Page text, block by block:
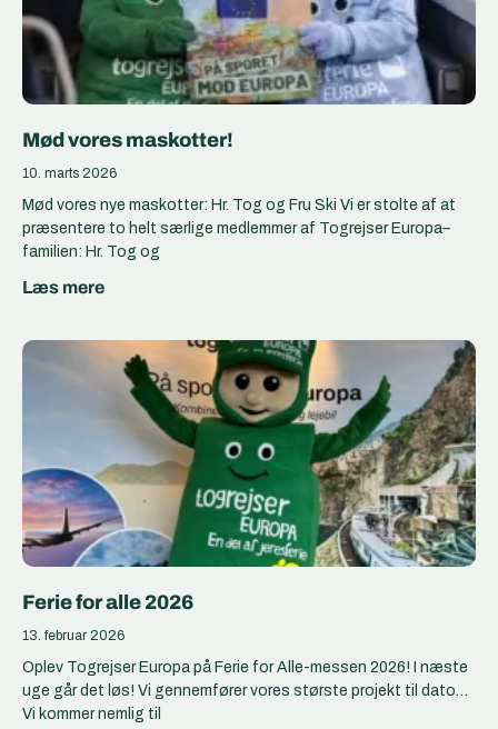
Mød vores maskotter!
10. marts 2026
Mød vores nye maskotter: Hr. Tog og Fru Ski Vi er stolte af at
præsentere to helt særlige medlemmer af Togrejser Europa–
familien: Hr. Tog og
Læs mere
Ferie for alle 2026
13. februar 2026
Oplev Togrejser Europa på Ferie for Alle-messen 2026! I næste
uge går det løs! Vi gennemfører vores største projekt til dato…
Vi kommer nemlig til